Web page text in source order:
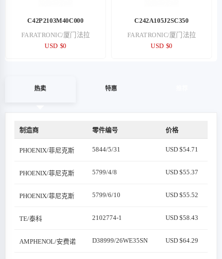
C42P2103M40C000
FARATRONIC/厦门法拉
USD $0
C242A105J2SC350
FARATRONIC/厦门法拉
USD $0
热卖 特惠
制造商 零件编号 价格
PHOENIX/菲尼克斯 5844/5/31 USD $54.71
PHOENIX/菲尼克斯 5799/4/8 USD $55.37
PHOENIX/菲尼克斯 5799/6/10 USD $55.52
TE/泰科 2102774-1 USD $58.43
AMPHENOL/安费诺 D38999/26WE35SN USD $64.29